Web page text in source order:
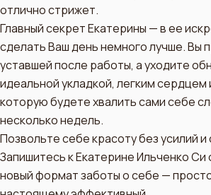
отлично стрижет.
Главный секрет Екатерины — в ее
сделать Ваш день немного лучше. Вы
уставшей после работы, а уходите
идеальной укладкой, легким сердцем
которую будете хвалить сами себе
несколько недель.
Позвольте себе красоту без усилий и
Запишитесь к Екатерине Ильченко Си
новый формат заботы о себе —